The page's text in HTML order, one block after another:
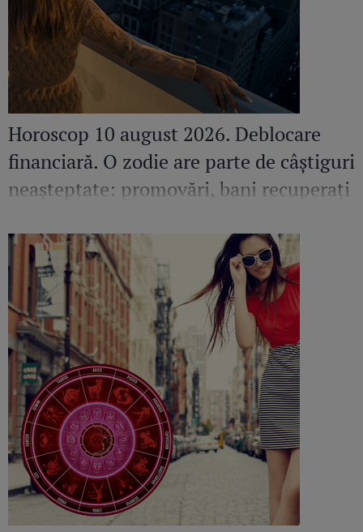
Horoscop 10 august 2026. Deblocare
financiară. O zodie are parte de câștiguri
neașteptate: promovări, bani recuperați